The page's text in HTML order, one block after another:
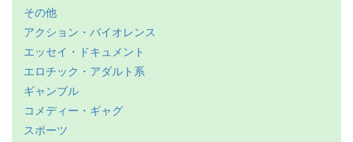
その他
アクション・バイオレンス
エッセイ・ドキュメント
エロチック・アダルト系
ギャンブル
コメディー・ギャグ
スポーツ